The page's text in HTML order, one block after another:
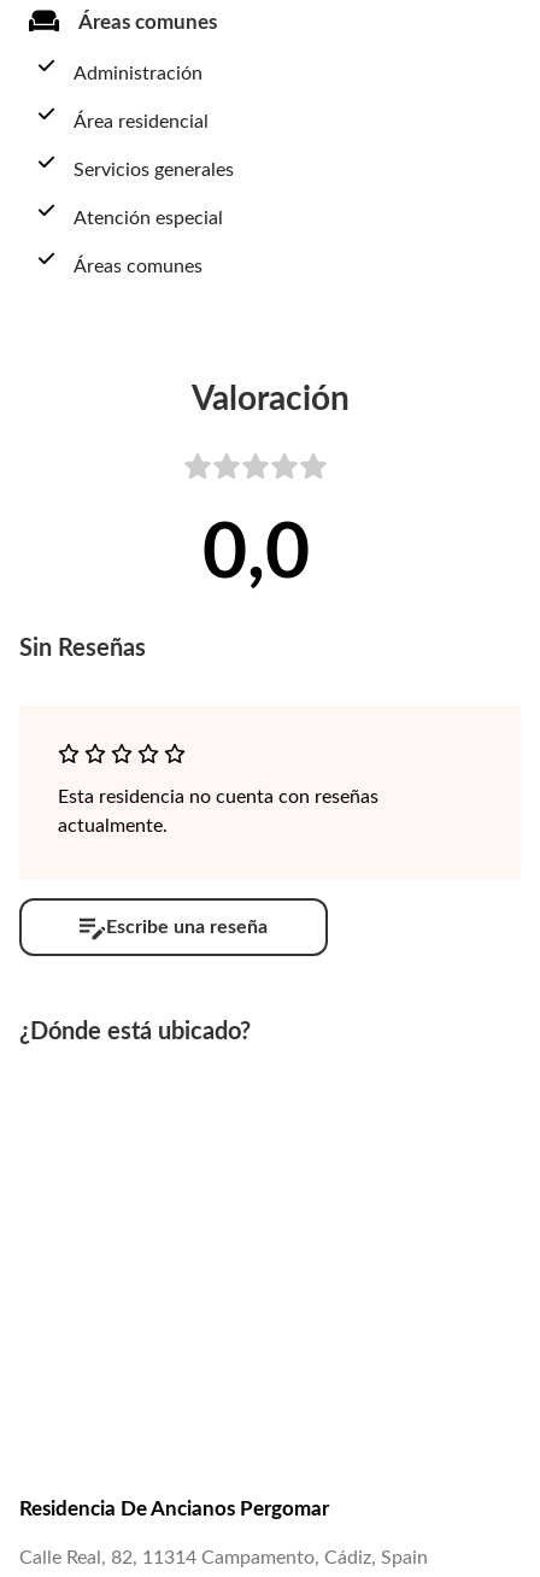
Áreas comunes
Administración
Área residencial
Servicios generales
Atención especial
Áreas comunes
Valoración
0,0
Sin Reseñas
Esta residencia no cuenta con reseñas
actualmente.
Escribe una reseña
¿Dónde está ubicado?
Residencia De Ancianos Pergomar
Calle Real, 82, 11314 Campamento, Cádiz, Spain